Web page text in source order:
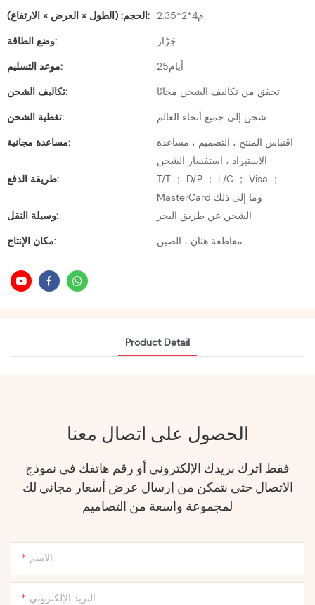
الحجم: (الطول × العرض × الارتفاع):
م4*2*2.35
وضع الطاقة:
جَرَّار
موعد التسليم:
أيام25
تكاليف الشحن:
تحقق من تكاليف الشحن مجانًا
تغطية الشحن:
شحن إلى جميع أنحاء العالم
مساعدة مجانية:
اقتباس المنتج ، التصميم ، مساعدة
الاستيراد ، استفسار الشحن
طريقة الدفع:
T/T ； D/P ； L/C ； Visa ；
MasterCard وما إلى ذلك
وسيلة النقل:
الشحن عن طريق البحر
مكان الإنتاج:
مقاطعة هنان ، الصين
Product Detail
الحصول على اتصال معنا
فقط اترك بريدك الإلكتروني أو رقم هاتفك في نموذج
الاتصال حتى نتمكن من إرسال عرض أسعار مجاني لك
لمجموعة واسعة من التصاميم
الاسم
البريد الإلكتروني